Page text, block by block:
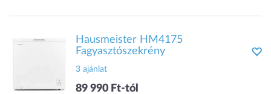
Hausmeister HM4175
Fagyasztószekrény
3 ajánlat
89 990 Ft-tól